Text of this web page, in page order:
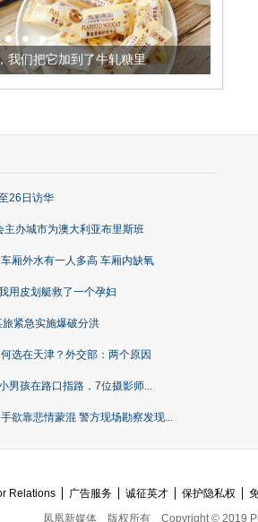
把它加到了牛轧糖里 被列入佛家
26日访华
办城市为澳大利亚布里斯班
厢外水有一人多高 车厢内缺氧
用皮划艇救了一个孕妇
紧急实施爆破分洪
选在天津？外交部：两个原因
男孩在路口指路，7位摄影师...
欲靠悲情蒙混 警方现场勘察发现...
Relations 广告服务 诚征英才 保护隐私权
凤凰新媒体
版权所有 Copyright © 2019